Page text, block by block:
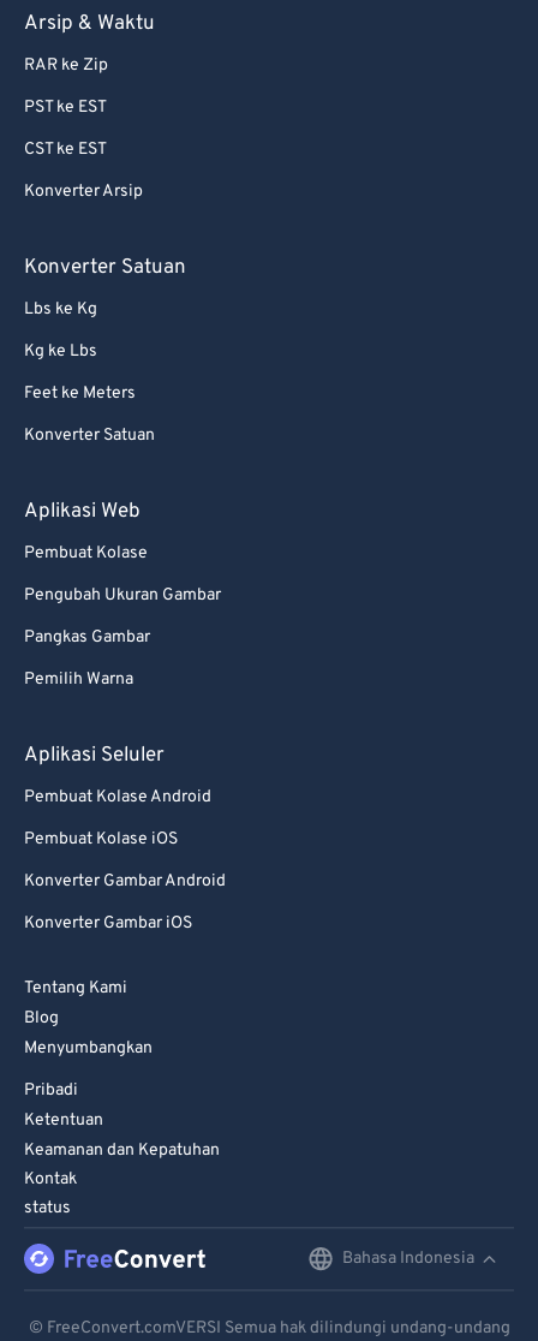
Arsip & Waktu
RAR ke Zip
PST ke EST
CST ke EST
Konverter Arsip
Konverter Satuan
Lbs ke Kg
Kg ke Lbs
Feet ke Meters
Konverter Satuan
Aplikasi Web
Pembuat Kolase
Pengubah Ukuran Gambar
Pangkas Gambar
Pemilih Warna
Aplikasi Seluler
Pembuat Kolase Android
Pembuat Kolase iOS
Konverter Gambar Android
Konverter Gambar iOS
Tentang Kami
Blog
Menyumbangkan
Pribadi
Ketentuan
Keamanan dan Kepatuhan
Kontak
status
Bahasa Indonesia
© FreeConvert.comVERSI Semua hak dilindungi undang-undang